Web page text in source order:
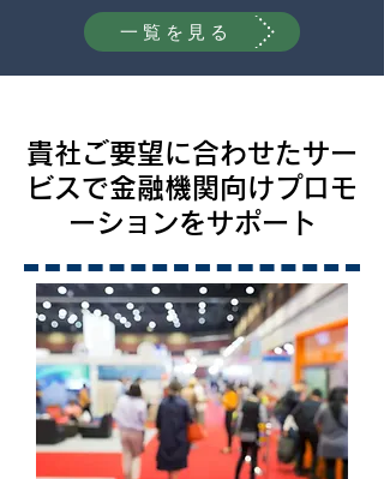
一覧を見る
貴社ご要望に合わせたサー
ビスで金融機関向けプロモ
ーションをサポート